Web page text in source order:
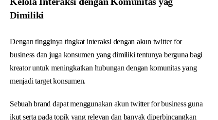
Dimiliki
Dengan tingginya tingkat interaksi dengan akun twitter for
business dan juga konsumen yang dimiliki tentunya berguna bagi
kreator untuk meningkatkan hubungan dengan komunitas yang
menjadi target konsumen.
Sebuah brand dapat menggunakan akun twitter for business guna
ikut serta pada topik yang relevan dan banyak diperbincangkan